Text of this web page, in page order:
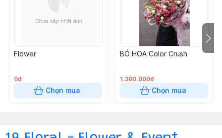
Flower
0đ
Chọn mua
BÓ HOA Color Crush
1.380.000đ
Chọn mua